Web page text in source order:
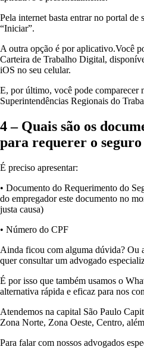
Pela internet basta entrar no portal
“Iniciar”.
A outra opção é por aplicativo.Você
Carteira de Trabalho Digital,
iOS no seu celular.
E, por último, você pode comparecer
Superintendências Regionais do
4 – Quais são os
para requerer o seguro
É preciso apresentar:
• Documento do Requerimento do
do empregador este documento no
justa causa)
• Número do CPF
Ainda ficou com alguma dúvida? Ou
quer consultar um advogado
É por isso que também usamos o
alternativa rápida e eficaz para nos
Atendemos na capital São Paulo
Zona Norte, Zona Oeste, Centro,
Para falar com nossos advogados